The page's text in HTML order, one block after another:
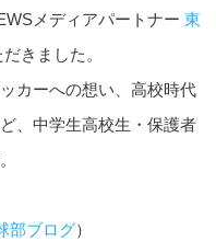
メディアパートナー 東
きました。
カーへの想い、高校時代
、中学生高校生・保護者
部ブログ）